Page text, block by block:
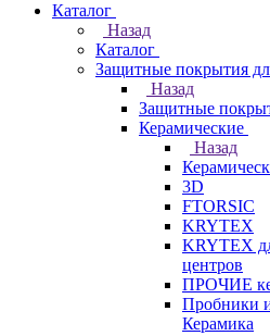
Каталог
Назад
Каталог
Защитные покрытия
Назад
Защитные
Керамические
Назад
3D
FTORSIC
KRYTEX
KRYTEX
центров
ПРОЧИЕ
Пробники
Керамика